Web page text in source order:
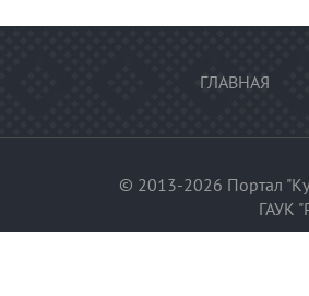
ГЛАВНАЯ
© 2013-2026 Портал
ГАУК